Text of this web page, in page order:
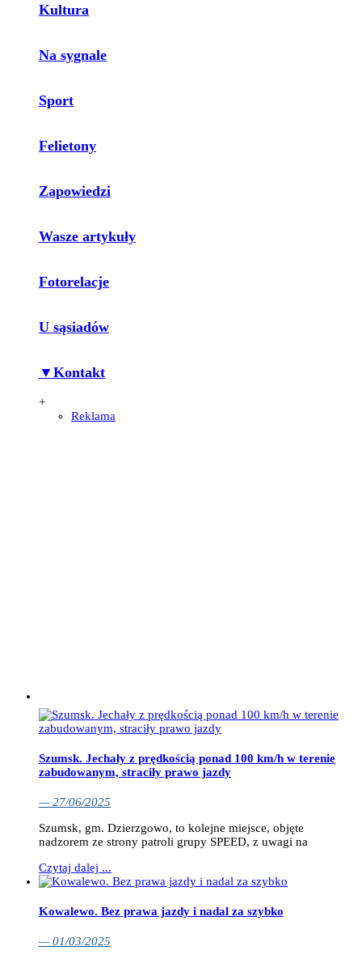
Kultura
Na sygnale
Sport
Felietony
Zapowiedzi
Wasze artykuły
Fotorelacje
U sąsiadów
▼Kontakt
+
Reklama
Szumsk. Jechały z prędkością ponad 100 km/h w terenie
zabudowanym, straciły prawo jazdy
— 27/06/2025
Szumsk, gm. Dzierzgowo, to kolejne miejsce, objęte
nadzorem ze strony patroli grupy SPEED, z uwagi na
Czytaj dalej ...
Kowalewo. Bez prawa jazdy i nadal za szybko
— 01/03/2025